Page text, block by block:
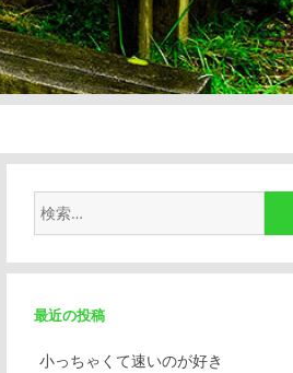
索:
最近の投稿
小っちゃくて速いのが好き